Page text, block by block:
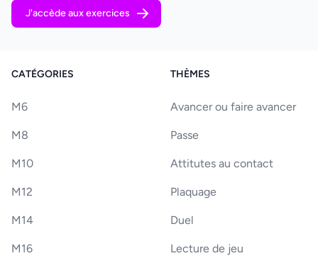
J'accède aux exercices
CATÉGORIES
M6
M8
M10
M12
M14
M16
THÈMES
Avancer ou faire avancer
Passe
Attitutes au contact
Plaquage
Duel
Lecture de jeu